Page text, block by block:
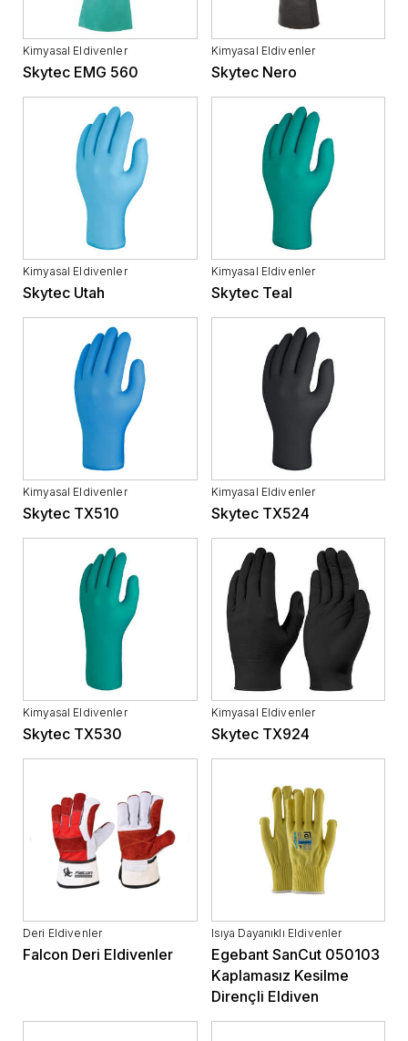
Deri Eldivenler
Falcon Deri Eldivenler
Isıya Dayanıklı Eldivenler
Egebant SanCut 050103
Kaplamasız Kesilme
Dirençli Eldiven
Kimyasal Eldivenler
Skytec EMG 560
Kimyasal Eldivenler
Skytec Nero
Kimyasal Eldivenler
Skytec Utah
Kimyasal Eldivenler
Skytec Teal
Kimyasal Eldivenler
Skytec TX510
Kimyasal Eldivenler
Skytec TX524
Kimyasal Eldivenler
Skytec TX530
Kimyasal Eldivenler
Skytec TX924